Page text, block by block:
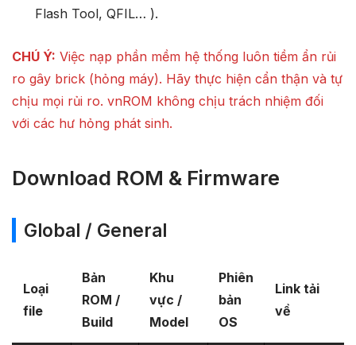
Flash Tool, QFIL… ).
CHÚ Ý: Việc nạp phần mềm hệ thống luôn tiềm ẩn rủi
ro gây brick (hỏng máy). Hãy thực hiện cẩn thận và tự
chịu mọi rủi ro. vnROM không chịu trách nhiệm đối
với các hư hỏng phát sinh.
Download ROM & Firmware
Global / General
Loại
file
Bản
ROM /
Build
Khu
vực /
Model
Phiên
bản
OS
Link tải
về